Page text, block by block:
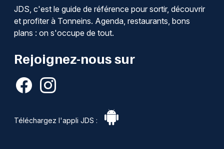
JDS, c'est le guide de référence pour sortir, découvrir
et profiter à Tonneins. Agenda, restaurants, bons
plans : on s'occupe de tout.
Rejoignez-nous sur
Téléchargez l'appli JDS :